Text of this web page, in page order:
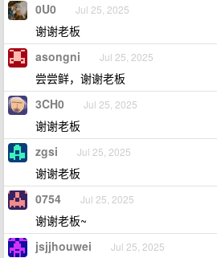
0U0 Jul 25, 2025
谢谢老板
asongni Jul 25, 2025
尝尝鲜，谢谢老板
3CH0 Jul 25, 2025
谢谢老板
zgsi Jul 25, 2025
谢谢老板
0754 Jul 25, 2025
谢谢老板~
jsjjhouwei Jul 25, 2025